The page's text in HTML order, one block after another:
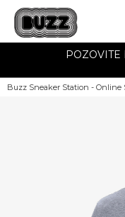
POZOVITE
Buzz Sneaker Station - Online